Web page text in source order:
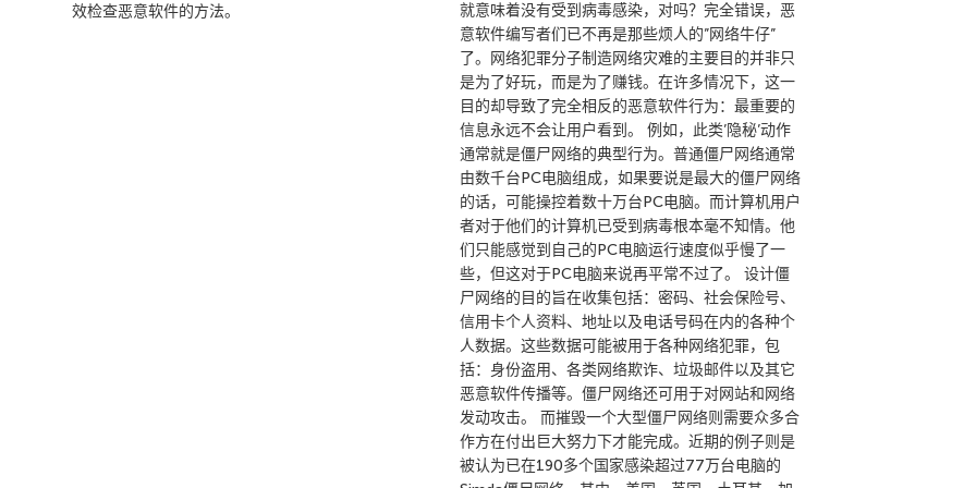
效检查恶意软件的方法。
就意味着没有受到病毒感染，对吗？完全错误，恶
意软件编写者们已不再是那些烦人的”网络牛仔”
了。网络犯罪分子制造网络灾难的主要目的并非只
是为了好玩，而是为了赚钱。在许多情况下，这一
目的却导致了完全相反的恶意软件行为：最重要的
信息永远不会让用户看到。 例如，此类’隐秘’动作
通常就是僵尸网络的典型行为。普通僵尸网络通常
由数千台PC电脑组成，如果要说是最大的僵尸网络
的话，可能操控着数十万台PC电脑。而计算机用户
者对于他们的计算机已受到病毒根本毫不知情。他
们只能感觉到自己的PC电脑运行速度似乎慢了一
些，但这对于PC电脑来说再平常不过了。 设计僵
尸网络的目的旨在收集包括：密码、社会保险号、
信用卡个人资料、地址以及电话号码在内的各种个
人数据。这些数据可能被用于各种网络犯罪，包
括：身份盗用、各类网络欺诈、垃圾邮件以及其它
恶意软件传播等。僵尸网络还可用于对网站和网络
发动攻击。 而摧毁一个大型僵尸网络则需要众多合
作方在付出巨大努力下才能完成。近期的例子则是
被认为已在190多个国家感染超过77万台电脑的